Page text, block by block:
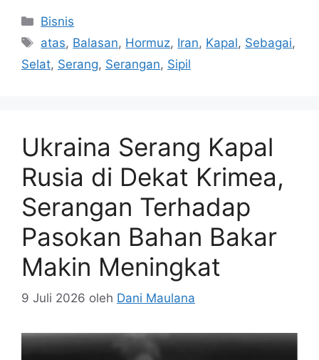
Kategori
Bisnis
Tag
atas, Balasan, Hormuz, Iran, Kapal, Sebagai,
Selat, Serang, Serangan, Sipil
Ukraina Serang Kapal
Rusia di Dekat Krimea,
Serangan Terhadap
Pasokan Bahan Bakar
Makin Meningkat
9 Juli 2026 oleh Dani Maulana